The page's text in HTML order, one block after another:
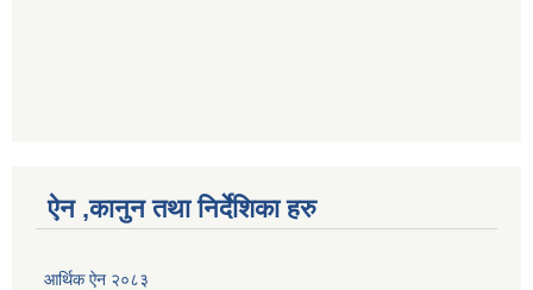
ऐन ,कानुन तथा निर्देशिका हरु
आर्थिक ऐन २०८३